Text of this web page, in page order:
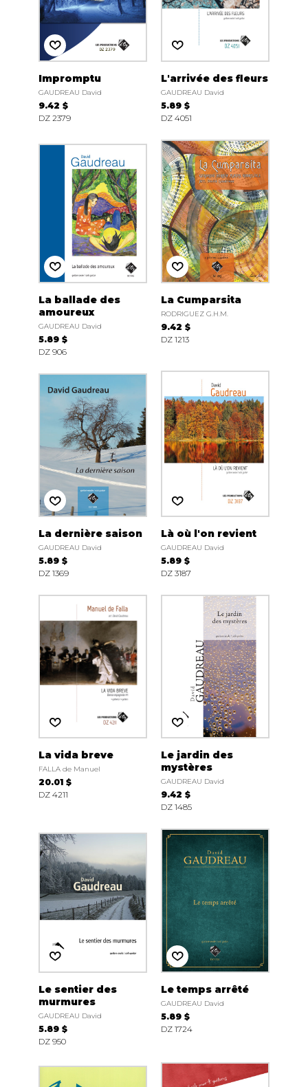
Impromptu
GAUDREAU David
9.42 $
DZ 2379
L'arrivée des fleurs
GAUDREAU David
5.89 $
DZ 4051
La ballade des
amoureux
GAUDREAU David
5.89 $
DZ 906
La Cumparsita
RODRIGUEZ G.H.M.
9.42 $
DZ 1213
La dernière saison
GAUDREAU David
5.89 $
DZ 1369
Là où l'on revient
GAUDREAU David
5.89 $
DZ 3187
La vida breve
FALLA de Manuel
20.01 $
DZ 4211
Le jardin des
mystères
GAUDREAU David
9.42 $
DZ 1485
Le sentier des
murmures
GAUDREAU David
5.89 $
DZ 950
Le temps arrêté
GAUDREAU David
5.89 $
DZ 1724